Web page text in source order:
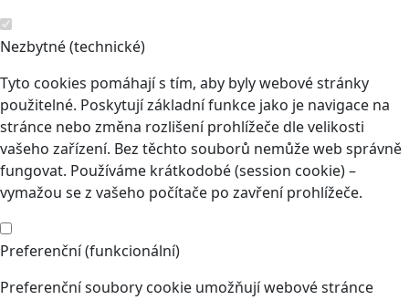
Nezbytné (technické)
Tyto cookies pomáhají s tím, aby byly webové stránky
použitelné. Poskytují základní funkce jako je navigace na
stránce nebo změna rozlišení prohlížeče dle velikosti
vašeho zařízení. Bez těchto souborů nemůže web správně
fungovat. Používáme krátkodobé (session cookie) –
vymažou se z vašeho počítače po zavření prohlížeče.
Preferenční (funkcionální)
Preferenční soubory cookie umožňují webové stránce